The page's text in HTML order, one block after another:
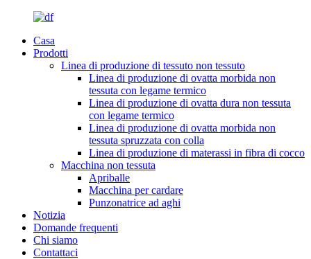
Casa
Prodotti
Linea di produzione di tessuto non tessuto
Linea di produzione di ovatta morbida non
tessuta con legame termico
Linea di produzione di ovatta dura non tessuta
con legame termico
Linea di produzione di ovatta morbida non
tessuta spruzzata con colla
Linea di produzione di materassi in fibra di cocco
Macchina non tessuta
Apriballe
Macchina per cardare
Punzonatrice ad aghi
Notizia
Domande frequenti
Chi siamo
Contattaci